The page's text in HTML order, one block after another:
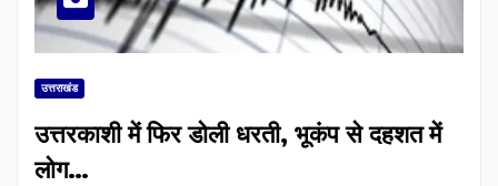
उत्तराखंड
उत्तरकाशी में फिर डोली धरती, भूकंप से दहशत में
लोग…